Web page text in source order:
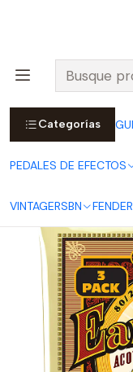
Categorías
PEDALES DE EFECTOS
VINTAGERSBN FENDER
Por compras
Padre Hurtado,
Inicio
Cuerdas
13-